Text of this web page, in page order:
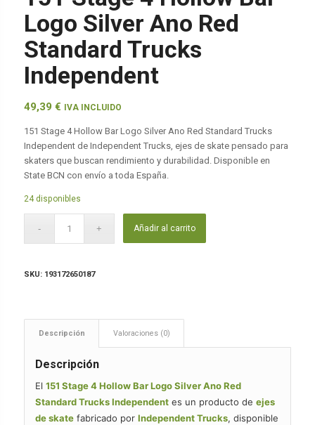
Logo Silver Ano Red
Standard Trucks
Independent
49,39 € IVA INCLUIDO
151 Stage 4 Hollow Bar Logo Silver Ano Red Standard Trucks
Independent de Independent Trucks, ejes de skate pensado para
skaters que buscan rendimiento y durabilidad. Disponible en
State BCN con envío a toda España.
24 disponibles
Añadir al carrito
SKU: 193172650187
Descripción Valoraciones (0)
Descripción
El 151 Stage 4 Hollow Bar Logo Silver Ano Red
Standard Trucks Independentes un producto de ejes
de skatefabricado por Independent Trucks, disponible